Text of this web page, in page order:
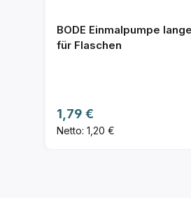
BODE Einmalpumpe
für Flaschen
Regulärer Preis:
1,79 €
Netto: 1,20 €